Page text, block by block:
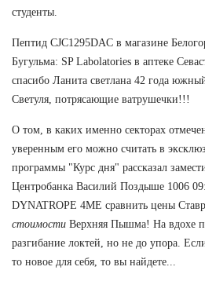
студенты.
Пептид CJC1295DAC в магазине
Бугульма: SP Labolatories в аптеке
спасибо Ланита светлана 42 года
Светуля, потрясающие ватрушечки!!!
О том, в каких именно секторах
уверенным его можно считать в
программы "Курс дня" рассказал
Центробанка Василий Поздыше 1006
DYNATROPE 4ME сравнить цены
стоимости Верхняя Пышма! На вдохе
разгибание локтей, но не до упора.
то новое для себя, то вы найдете...